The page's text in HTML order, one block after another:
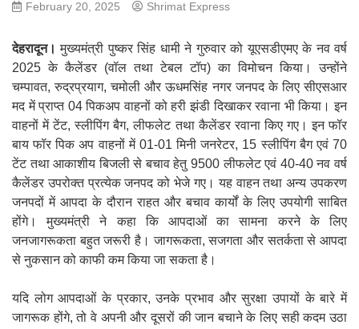
February 20, 2025 Shrimat Express
देहरादून। मुख्यमंत्री पुष्कर सिंह धामी ने गुरुवार को यूएसडीएमए के नव वर्ष
2025 के कैलेंडर (वॉल तथा टेबल टॉप) का विमोचन किया। उन्होंने
चम्पावत, रुद्रप्रयाग, चमोली और ऊधमसिंह नगर जनपद के लिए सीएसआर
मद में प्राप्त 04 पिकअप वाहनों को हरी झंडी दिखाकर रवाना भी किया। इन
वाहनों में टेंट, स्लीपिंग बैग, लीफलेट तथा कैलेंडर रवाना किए गए। इन फॉर
बाय फॉर पिक अप वाहनों में 01-01 मिनी जनरेटर, 15 स्लीपिंग बैग एवं 70
टेंट तथा आकाशीय बिजली से बचाव हेतु 9500 लीफलेट एवं 40-40 नव वर्ष
कैलेंडर उपरोक्त प्रत्येक जनपद को भेजे गए। यह वाहन तथा अन्य उपकरण
जनपदों में आपदा के दौरान राहत और बचाव कार्यों के लिए उपयोगी साबित
होंगे। मुख्यमंत्री ने कहा कि आपदाओं का सामना करने के लिए
जनजागरूकता बहुत जरूरी है। जागरूकता, सजगता और सतर्कता से आपदा
से नुकसान को काफी कम किया जा सकता है।
यदि लोग आपदाओं के प्रकार, उनके प्रभाव और सुरक्षा उपायों के बारे में
जागरूक होंगे, तो वे अपनी और दूसरों की जान बचाने के लिए सही कदम उठा